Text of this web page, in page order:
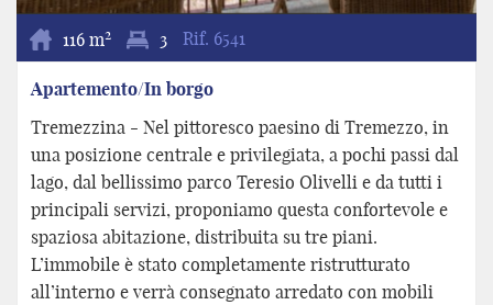
116 m2 3 Rif. 6541
Apartemento/In borgo
Tremezzina - Nel pittoresco paesino di Tremezzo, in
una posizione centrale e privilegiata, a pochi passi dal
lago, dal bellissimo parco Teresio Olivelli e da tutti i
principali servizi, proponiamo questa confortevole e
spaziosa abitazione, distribuita su tre piani.
L’immobile è stato completamente ristrutturato
all’interno e verrà consegnato arredato con mobili